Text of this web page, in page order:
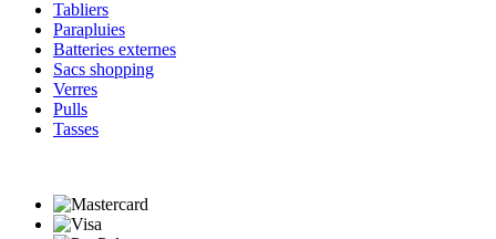
Tabliers
Parapluies
Batteries externes
Sacs shopping
Verres
Pulls
Tasses